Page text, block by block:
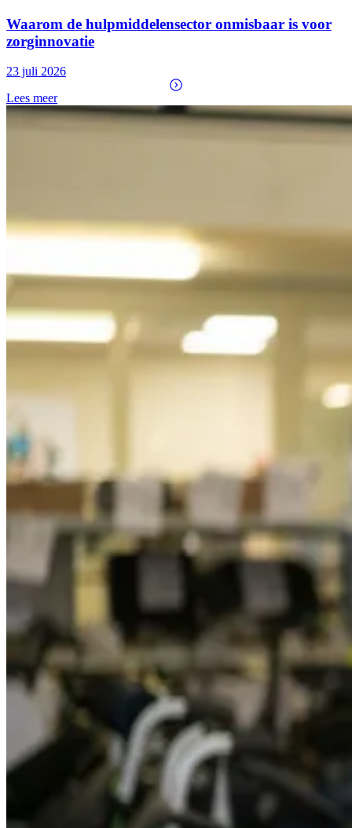
Waarom de hulpmiddelensector onmisbaar is voor
zorginnovatie
23 juli 2026
Lees meer